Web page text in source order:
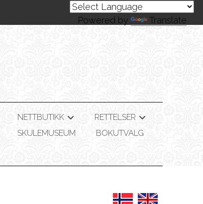
NETTBUTIKK
RETTELSER
SKULEMUSEUM
BOKUTVALG
Powered by Translate